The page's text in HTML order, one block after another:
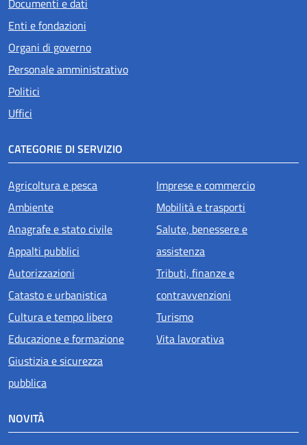
Enti e fondazioni
Organi di governo
Personale amministrativo
Politici
Uffici
CATEGORIE DI SERVIZIO
Agricoltura e pesca
Ambiente
Anagrafe e stato civile
Appalti pubblici
Autorizzazioni
Catasto e urbanistica
Cultura e tempo libero
Educazione e formazione
Giustizia e sicurezza
pubblica
Imprese e commercio
Mobilità e trasporti
Salute, benessere e
assistenza
Tributi, finanze e
contravvenzioni
Turismo
Vita lavorativa
NOVITÀ